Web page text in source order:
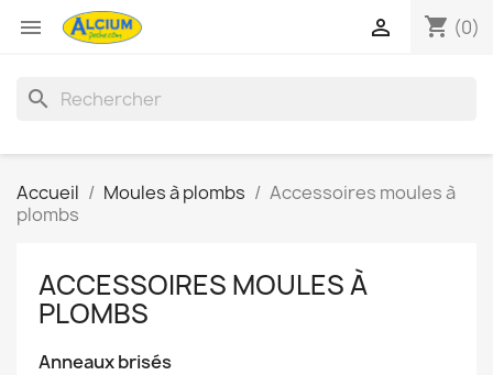
 shopping_cart (0)

search
Accueil Moules à plombs
Accessoires moules à
plombs
ACCESSOIRES MOULES À
PLOMBS
Anneaux brisés